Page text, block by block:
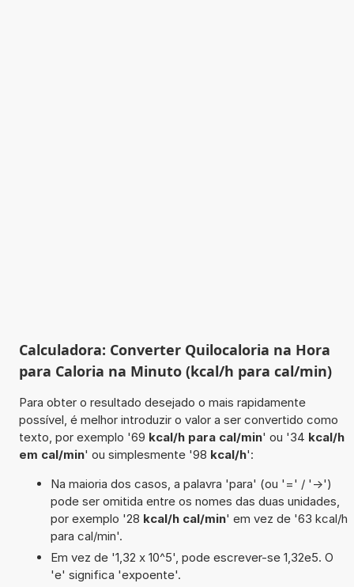
Calculadora: Converter Quilocaloria na Hora
para Caloria na Minuto (kcal/h para cal/min)
Para obter o resultado desejado o mais rapidamente
possível, é melhor introduzir o valor a ser convertido como
texto, por exemplo '69 kcal/h para cal/min' ou '34 kcal/h
em cal/min' ou simplesmente '98 kcal/h':
Na maioria dos casos, a palavra 'para' (ou '=' / '->')
pode ser omitida entre os nomes das duas unidades,
por exemplo '28 kcal/h cal/min' em vez de '63 kcal/h
para cal/min'.
Em vez de '1,32 x 10^5', pode escrever-se 1,32e5. O
'e' significa 'expoente'.